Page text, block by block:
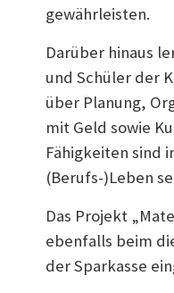
gewährleisten.
Darüber hinaus
und Schüler der
über Planung,
mit Geld sowie
Fähigkeiten sind
(Berufs-)Leben
Das Projekt
ebenfalls beim
der Sparkasse